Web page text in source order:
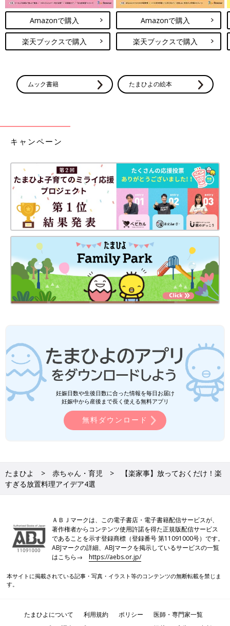
Amazonで購入
楽天ブックスで購入
Amazonで購入
楽天ブックスで購入
ムック書籍 たまひよの絵本
キャンペーン
妊娠日数や生後日数に合った情報を毎日お届け
妊娠中から産後まで長く使える無料アプリ
無料ダウンロード
たまひよ 赤ちゃん・育児
【楽家事】放っておくだけ！楽
すぎる放置料理アイデア4選
ＡＢＪマークは、この電子書店・電子書籍配信サービスが、
著作権者からコンテンツ使用許諾を得た正規版配信サービス
であることを示す登録商標（登録番号 第11091000号）です。
ABJマークの詳細、ABJマークを掲示しているサービスの一覧
はこちら→https://aebs.or.jp/
本サイトに掲載されている記事・写真・イラスト等のコンテンツの無断転載を禁じま
す。
たまひよについて 利用規約 ポリシー
医師・専門家一覧